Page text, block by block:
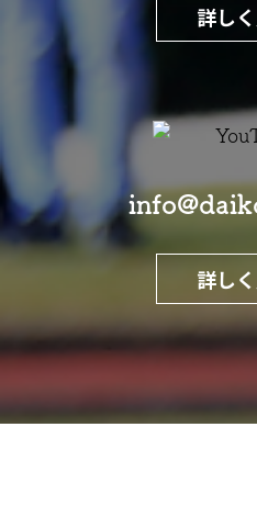
詳し
詳し